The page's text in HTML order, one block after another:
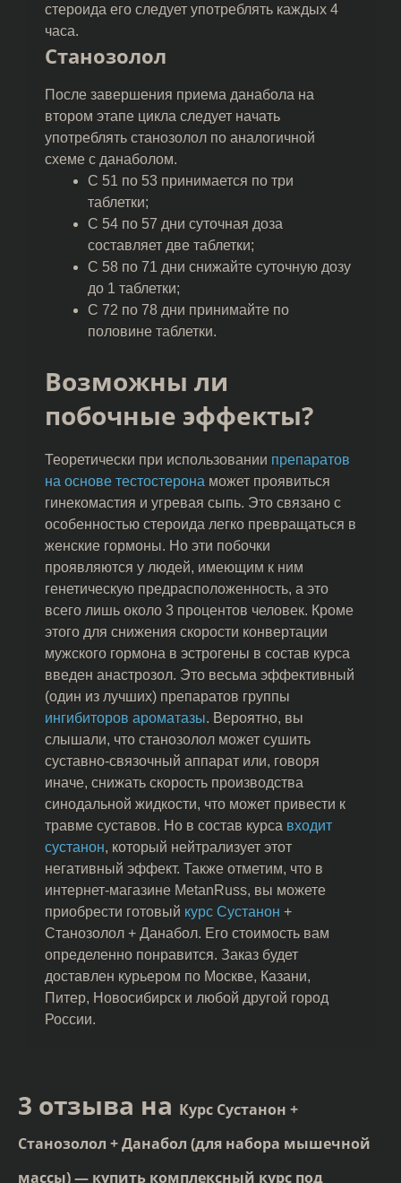
стероида его следует употреблять каждых 4
часа.
Станозолол
После завершения приема данабола на
втором этапе цикла следует начать
употреблять станозолол по аналогичной
схеме с данаболом.
С 51 по 53 принимается по три
таблетки;
С 54 по 57 дни суточная доза
составляет две таблетки;
С 58 по 71 дни снижайте суточную дозу
до 1 таблетки;
С 72 по 78 дни принимайте по
половине таблетки.
Возможны ли
побочные эффекты?
Теоретически при использовании препаратов
на основе тестостерона может проявиться
гинекомастия и угревая сыпь. Это связано с
особенностью стероида легко превращаться в
женские гормоны. Но эти побочки
проявляются у людей, имеющим к ним
генетическую предрасположенность, а это
всего лишь около 3 процентов человек. Кроме
этого для снижения скорости конвертации
мужского гормона в эстрогены в состав курса
введен анастрозол. Это весьма эффективный
(один из лучших) препаратов группы
ингибиторов ароматазы. Вероятно, вы
слышали, что станозолол может сушить
суставно-связочный аппарат или, говоря
иначе, снижать скорость производства
синодальной жидкости, что может привести к
травме суставов. Но в состав курса входит
сустанон, который нейтрализует этот
негативный эффект. Также отметим, что в
интернет-магазине MetanRuss, вы можете
приобрести готовый курс Сустанон +
Станозолол + Данабол. Его стоимость вам
определенно понравится. Заказ будет
доставлен курьером по Москве, Казани,
Питер, Новосибирск и любой другой город
России.
3 отзыва на Курс Сустанон +
Станозолол + Данабол (для набора мышечной
массы) — купить комплексный курс под